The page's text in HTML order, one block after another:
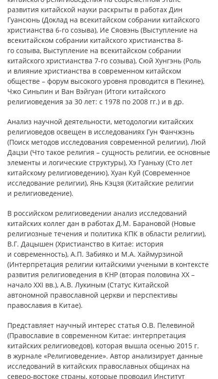
развития китайской науки раскрыты в работах Дин
Гуансюнь (Доклад на всекитайском собрании китайского
христианства 6-го созыва), Ие Сяовэнь (Выступление на
всекитайском собрании китайского христианства 8-
го созыва, Выступление на всекитайском собрании
китайского христианства 7-го созыва), Сюй Хунгэнь (Роль
и влияние христианства в современном китайском
обществе – форум высокого уровня проводится в Пекине),
Чжо Синьпин и Ван Вэйгуан (Итоги китайского
религиоведения за 30 лет: с 1978 по 2008 гг.) и в др.
Анализ научной деятельности, методологии китайских
религиоведов освещен в исследованиях Гун Фанчжэнь
(Поиск методов исследования современной религии), Люй
Дацзи (Что такое религия – сущность религии, ее основные
элементы и логические структуры), Хэ Гуаньху (Сто лет
китайскому религиоведению), Хуан Куй (Современное
исследование религии), Янь Кэцзя (Китайские религии
и религиоведение).
В российском религиоведении анализ исследований
китайских коллег дан в работах Д.М. Барановой (Новые
религиозные течения и политика КПК в области религии),
В.Г. Дацышен (Христианство в Китае: история
и современность), А.П. Забияко и М.А. Хаймурзиной
(Интерпретация религии китайскими учеными в контексте
развития религиоведения в КНР (вторая половина ХХ –
начало ХХI вв.), А.В. Лукиным (Статус Китайской
автономной православной церкви и перспективы
православия в Китае).
Представляет научный интерес статья О.В. Пелевиной
(Православие в современном Китае: интерпретация
китайских религиоведов), которая вышла осенью 2015 г.
в журнале «Религиоведение». Автор анализирует данные
исследований в китайских православных общинах на
северо-востоке страны, которые проводил Институт